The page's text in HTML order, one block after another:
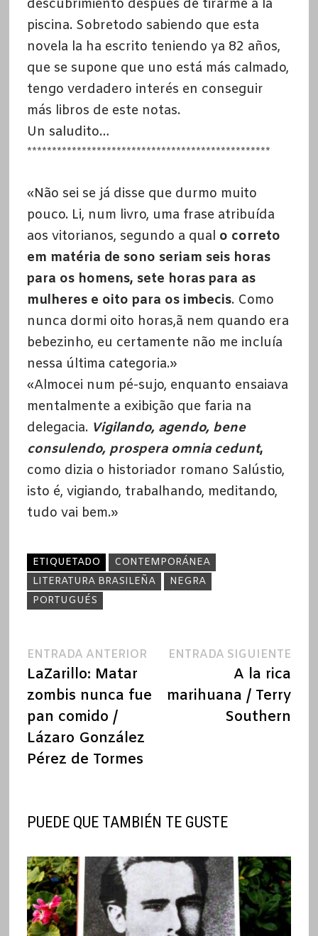
descubrimiento después de tirarme a la
piscina. Sobretodo sabiendo que esta
novela la ha escrito teniendo ya 82 años,
que se supone que uno está más calmado,
tengo verdadero interés en conseguir
más libros de este notas.
Un saludito…
*************************************************
«Não sei se já disse que durmo muito
pouco. Li, num livro, uma frase atribuída
aos vitorianos, segundo a qual o correto
em matéria de sono seriam seis horas
para os homens, sete horas para as
mulheres e oito para os imbecis. Como
nunca dormi oito horas,ã nem quando era
bebezinho, eu certamente não me incluía
nessa última categoria.»
«Almocei num pé-sujo, enquanto ensaiava
mentalmente a exibição que faria na
delegacia. Vigilando, agendo, bene
consulendo, prospera omnia cedunt,
como dizia o historiador romano Salústio,
isto é, vigiando, trabalhando, meditando,
tudo vai bem.»
ETIQUETADO
CONTEMPORÁNEA
LITERATURA BRASILEÑA
NEGRA
PORTUGUÉS
Navegación
de
entradas
ENTRADA ANTERIOREntrada
LaZarillo: Matar
zombis nunca fue
pan comido /
Lázaro González
Pérez de Tormes
ENTRADA SIGUIENTE
A la rica
marihuana / Terry
Southern
PUEDE QUE TAMBIÉN TE GUSTE